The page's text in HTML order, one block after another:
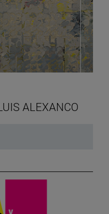
ALEXANCO